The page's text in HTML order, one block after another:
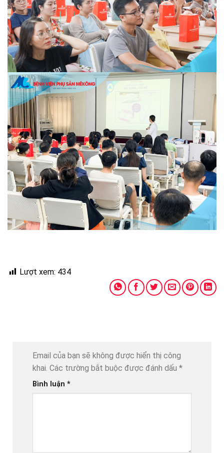
Lượt xem: 434
Email của bạn sẽ không được hiển thị công
khai. Các trường bắt buộc được đánh dấu *
Bình luận *